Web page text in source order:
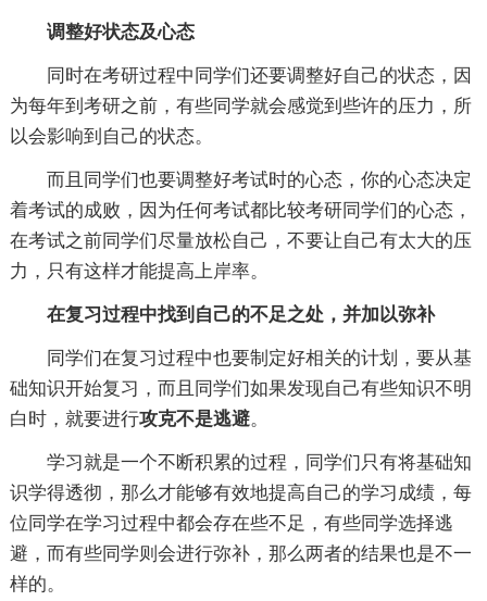
调整好状态及心态
同时在考研过程中同学们还要调整好自己的状态，因
为每年到考研之前，有些同学就会感觉到些许的压力，所
以会影响到自己的状态。
而且同学们也要调整好考试时的心态，你的心态决定
着考试的成败，因为任何考试都比较考研同学们的心态，
在考试之前同学们尽量放松自己，不要让自己有太大的压
力，只有这样才能提高上岸率。
在复习过程中找到自己的不足之处，并加以弥补
同学们在复习过程中也要制定好相关的计划，要从基
础知识开始复习，而且同学们如果发现自己有些知识不明
白时，就要进行攻克不是逃避。
学习就是一个不断积累的过程，同学们只有将基础知
识学得透彻，那么才能够有效地提高自己的学习成绩，每
位同学在学习过程中都会存在些不足，有些同学选择逃
避，而有些同学则会进行弥补，那么两者的结果也是不一
样的。